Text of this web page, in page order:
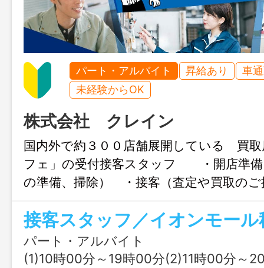
パート・アルバイト 昇給あり
車
未経験からOK
株式会社 クレイン
国内外で約３００店舗展開している 買
フェ」の受付接客スタッフ ・開店準備
の準備、掃除） ・接客（査定や買取のご
務はありません！ ・販促活動（店頭で
Ｓ更新） ・閉店準備（在庫と現金の確認
取の報告） 変更範囲：変更なし
接客スタッフ／イオンモール
パート・アルバイト
(1)10時00分～19時00分(2)11時00分～20時00分又は 10時 00分 ～